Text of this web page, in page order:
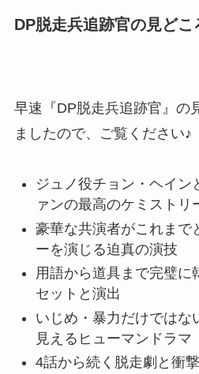
DP脱走兵追跡官の見ど
早速『DP脱走兵追跡官』の
ましたので、ご覧ください♪
ジュノ役チョン・ヘイン
ァンの最高のケミストリ
豪華な共演者がこれまで
ーを演じる迫真の演技
用語から道具まで完璧に
セットと演出
いじめ・暴力だけではな
見えるヒューマンドラマ
4話から続く脱走劇と衝